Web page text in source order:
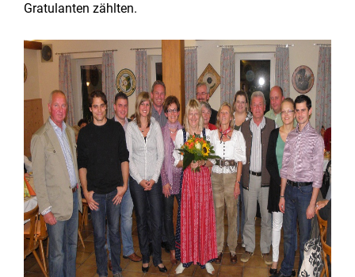
Gratulanten zählten.